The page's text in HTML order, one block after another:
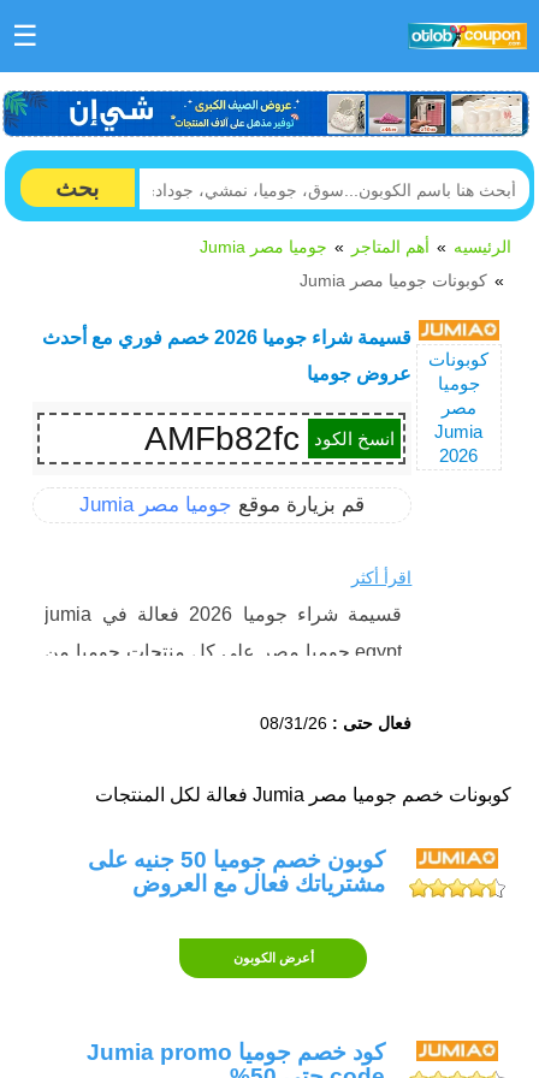
☰
بحث
الرئيسيه أهم المتاجر
جوميا مصر Jumia
كوبونات جوميا مصر Jumia
كوبونات
جوميا
مصر
Jumia
2026
قسيمة شراء جوميا 2026 خصم فوري مع أحدث
عروض جوميا
AMFb82fc انسخ الكود
قم بزيارة موقع جوميا مصر Jumia
اقرأ أكثر
قسيمة شراء جوميا 2026 فعالة في jumia
egypt جوميا مصر على كل منتجات جوميا من
طلبياتك الاكثر من 500 جنية.
قسيمة شراء جوميا مصر
( AMFb82fc ) هي
لك عند التسوق من جوميا اون لاين،
شراء مجانية جومياالمتجددة باستمرار لضمان
يمكنك الحصول على افضل قسيمة شراء
فعال حتى : 08/31/26
كوبونات خصم جوميا مصر Jumia فعالة لكل المنتجات
كوبون خصم جوميا 50 جنيه على
مشترياتك فعال مع العروض
أعرض الكوبون
كود خصم جوميا Jumia promo